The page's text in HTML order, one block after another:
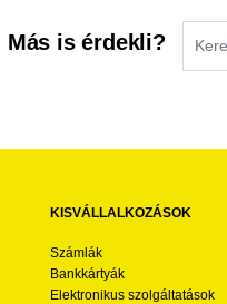
Más is érdekli?
KISVÁLLALKOZÁSOK
Számlák
Bankkártyák
Elektronikus szolgáltatások